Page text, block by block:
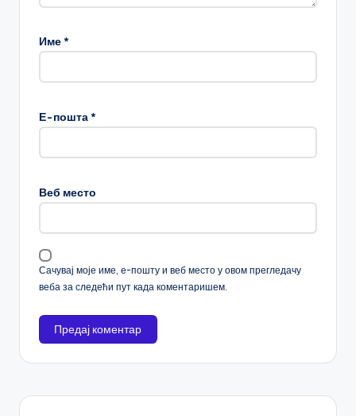
Име*
Е-пошта*
Веб место
Сачувај моје име, е-пошту и веб место у овом прегледачу
веба за следећи пут када коментаришем.